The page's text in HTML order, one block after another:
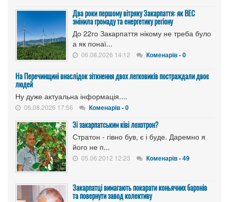
Два роки першому вітряку Закарпаття: як ВЕС
змінила громаду та енергетику регіону
До 22го Закарпаття нікому не треба було
а як понаї...
06.08.2026 14:12 Коменарів - 0
На Перечинщині внаслідок зіткнення двох легковиків постраждали двоє
людей
Ну дуже актуальна інформація....
06.08.2026 17:56 Коменарів - 0
Зі закарпатським ківі лохотрон?
Стратон - гівно був, є і буде. Даремно я
його не п...
05.06.2012 12:23 Коменарів - 49
Закарпатці вимагають покарати коньячних баронів
та повернути завод колективу